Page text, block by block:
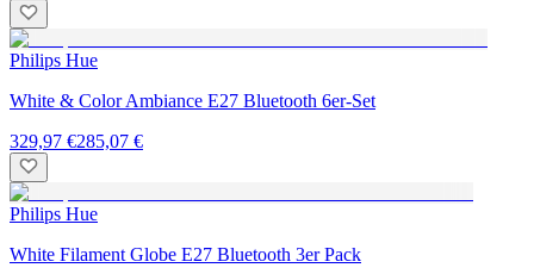
Philips Hue
White & Color Ambiance E27 Bluetooth 6er-Set
329,97 €285,07 €
Philips Hue
White Filament Globe E27 Bluetooth 3er Pack